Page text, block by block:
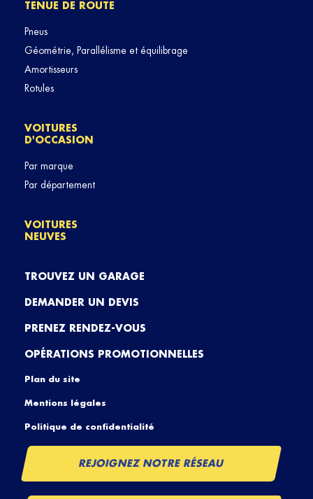
TENUE DE ROUTE
Pneus
Géométrie, Parallélisme et équilibrage
Amortisseurs
Rotules
VOITURES
D'OCCASION
Par marque
Par département
VOITURES
NEUVES
TROUVEZ UN GARAGE
DEMANDER UN DEVIS
PRENEZ RENDEZ-VOUS
OPÉRATIONS PROMOTIONNELLES
Plan du site
Mentions légales
Politique de confidentialité
REJOIGNEZ NOTRE RÉSEAU